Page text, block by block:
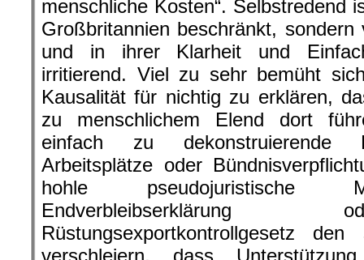
menschliche Kosten“. Selbstredend
Großbritannien beschränkt,
und in ihrer Klarheit und
irritierend. Viel zu sehr bemüht
Kausalität für nichtig zu erklären,
zu menschlichem Elend dort
einfach zu dekonstruierende
Arbeitsplätze oder
hohle pseudojuristische
Rüstungsexportkontrollgesetz den
verschleiern, dass